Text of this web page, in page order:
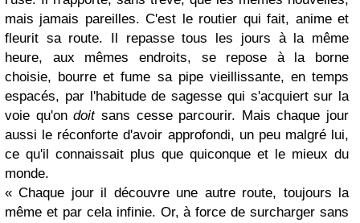
mais jamais pareilles. C'est le routier qui fait, anime et
fleurit sa route. Il repasse tous les jours à la même
heure, aux mêmes endroits, se repose à la borne
choisie, bourre et fume sa pipe vieillissante, en temps
espacés, par l'habitude de sagesse qui s'acquiert sur la
voie qu'ondoitsans cesse parcourir. Mais chaque jour
aussi le réconforte d'avoir approfondi, un peu malgré lui,
ce qu'il connaissait plus que quiconque et le mieux du
monde.
« Chaque jour il découvre une autre route, toujours la
même et par cela infinie. Or, à force de surcharger sans